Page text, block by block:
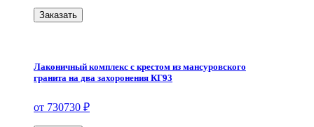
Заказать
Лаконичный комплекс с крестом из мансуровского
гранита на два захоронения КГ93
от 730730 ₽